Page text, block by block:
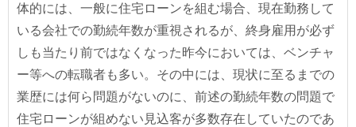
体的には、一般に住宅ローンを組む場合、現在勤務して
いる会社での勤続年数が重視されるが、終身雇用が必ず
しも当たり前ではなくなった昨今においては、ベンチャ
ー等への転職者も多い。その中には、現状に至るまでの
業歴には何ら問題がないのに、前述の勤続年数の問題で
住宅ローンが組めない見込客が多数存在していたのであ